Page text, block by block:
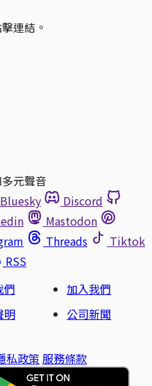
連結。
元聲音
Bluesky
Discord
Mastodon
Threads
Tiktok
RSS
們
加入我們
明
公司新聞
私政策 服務條款